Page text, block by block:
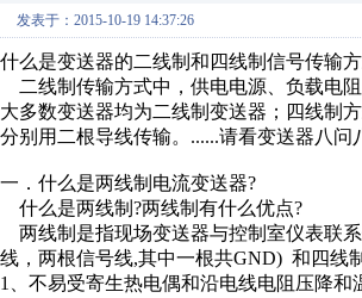
发表于：2015-10-19 14:37:26
什么是变送器的二线制和四线制信号传输
二线制传输方式中，供电电源、负载电
大多数变送器均为二线制变送器；四线制
分别用二根导线传输。......请看变送器八问
一．什么是两线制电流变送器?
什么是两线制?两线制有什么优点?
两线制是指现场变送器与控制室仪表联
线，两根信号线,其中一根共GND) 和四线
1、不易受寄生热电偶和沿电线电阻压降